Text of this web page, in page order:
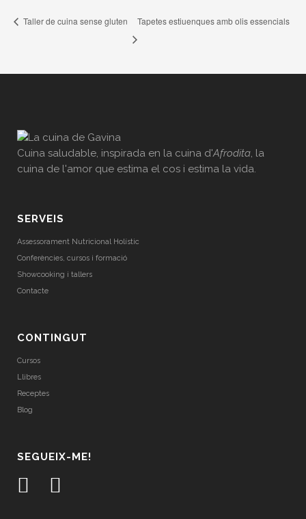
Taller de cuina sense gluten Tapetes estiuenques amb olis essencials
Cuina saludable, inspirada en la cuina d'Afrodita, la
cuina de l'amor que estima el cos i estima la vida.
SERVEIS
Assessorament Nutricional Holístic
Conferències, cursos i formació
Showcooking i tallers
Contacte
CONTINGUT
Cursos
Llibres
Receptes
Blog
SEGUEIX-ME!